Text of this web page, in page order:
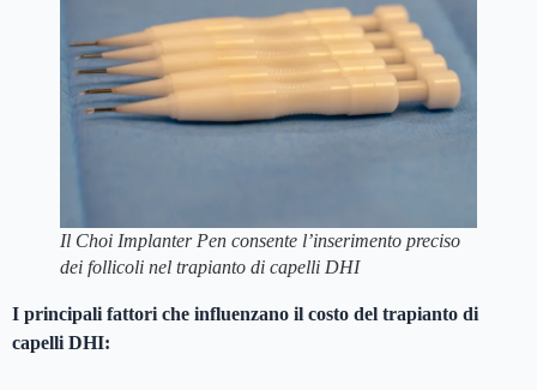
Il Choi Implanter Pen consente l’inserimento preciso
dei follicoli nel trapianto di capelli DHI
I principali fattori che influenzano il costo del trapianto di
capelli DHI: